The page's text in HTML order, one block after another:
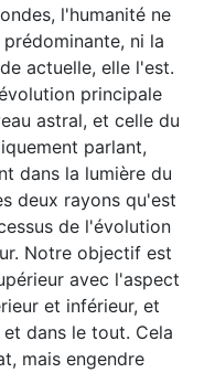
l'humanité ne
ni la
actuelle, elle l'est.
principale
astral, et celle du
parlant,
dans la lumière du
deux rayons qu'est
de l'évolution
Notre objectif est
avec l'aspect
et inférieur, et
dans le tout. Cela
mais engendre